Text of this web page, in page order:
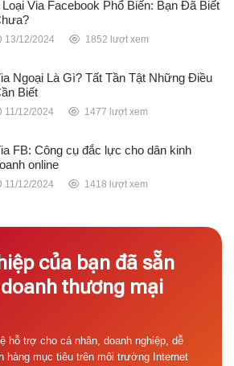
Loại Via Facebook Phổ Biến: Bạn Đã Biết
13/12/2024 1852 lượt xem
Ngoại Là Gì? Tất Tần Tật Những Điều
Biết
11/12/2024 1477 lượt xem
FB: Công cụ đắc lực cho dân kinh
online
11/12/2024 1418 lượt xem
của bạn đã sẵn
thương mại
hỗ trợ cho cá nhân, doanh nghiệp, dễ
hàng mục tiêu trên môi trường Internet